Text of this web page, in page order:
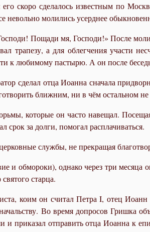
скоро сделалось известным по
невольно молились усерднее
Пощади мя, Господи!» После
трапезу, а для облегчения участи
к любимому пастырю. А он после
сделал отца Иоанна сначала
ближним, ни в чём остальном
которые он часто навещал.
за долги, помогал расплачиваться.
службы, не прекращая
и обмороки), однако через три
старца.
коим он считал Петра I, отец
Во время допросов Гришка
приказал отправить отца Иоанна к